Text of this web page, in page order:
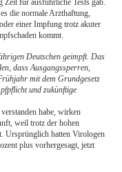
Zeit für ausführliche Tests gab.
die normale Arzthaftung,
einer Impfung trotz akuter
kommt.
Deutschen geimpft. Das
dass Ausgangssperren,
mit dem Grundgesetz
und zukünftige
habe, wirken
weil trotz der hohen
Ursprünglich hatten Virologen
plus vorhergesagt, jetzt